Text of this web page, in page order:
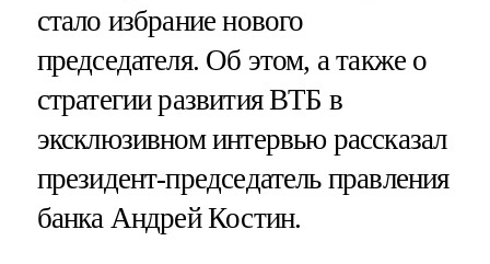
стало избрание нового
председателя. Об этом, а также о
стратегии развития ВТБ в
эксклюзивном интервью рассказал
президент-председатель правления
банка Андрей Костин.